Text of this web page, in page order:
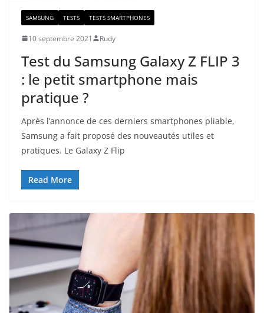
SAMSUNG TESTS TESTS SMARTPHONES
10 septembre 2021 Rudy
Test du Samsung Galaxy Z FLIP 3
: le petit smartphone mais
pratique ?
Après l’annonce de ces derniers smartphones pliable,
Samsung a fait proposé des nouveautés utiles et
pratiques. Le Galaxy Z Flip
Read More